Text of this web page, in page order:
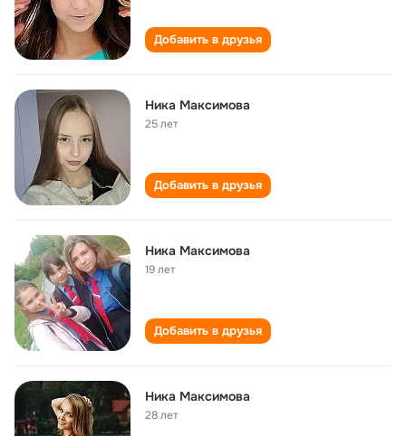
Добавить в друзья
Ника Максимова
25 лет
Добавить в друзья
Ника Максимова
19 лет
Добавить в друзья
Ника Максимова
28 лет